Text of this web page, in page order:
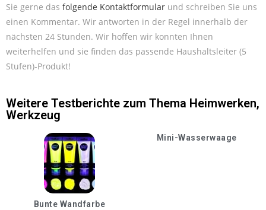
Sie gerne das folgende Kontaktformular und schreiben Sie uns
einen Kommentar. Wir antworten in der Regel innerhalb der
nächsten 24 Stunden. Wir hoffen wir konnten Ihnen
weiterhelfen und sie finden das passende Haushaltsleiter (5
Stufen)-Produkt!
Weitere Testberichte zum Thema Heimwerken,
Werkzeug
Bunte Wandfarbe
Mini-Wasserwaage